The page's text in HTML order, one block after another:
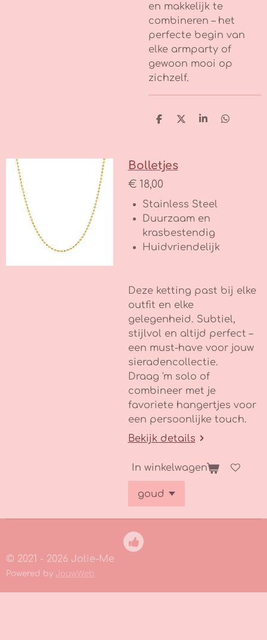
en makkelijk te
combineren – het
perfecte begin van
elke armparty of
gewoon mooi op
zichzelf.
D
n
D
S
D
Bolletjes
€ 18,00
Stainless Steel
Duurzaam en
krasbestendig
Huidvriendelijk
Deze ketting past bij elke
outfit en elke
gelegenheid. Subtiel,
stijlvol en altijd perfect –
een must-have voor jouw
sieradencollectie.
Draag 'm solo of
combineer met je
favoriete hangertjes voor
een persoonlijke touch.
Bekijk details
In winkelwagen
© 2021 - 2026 Jolie-Me
Powered by JouwWeb